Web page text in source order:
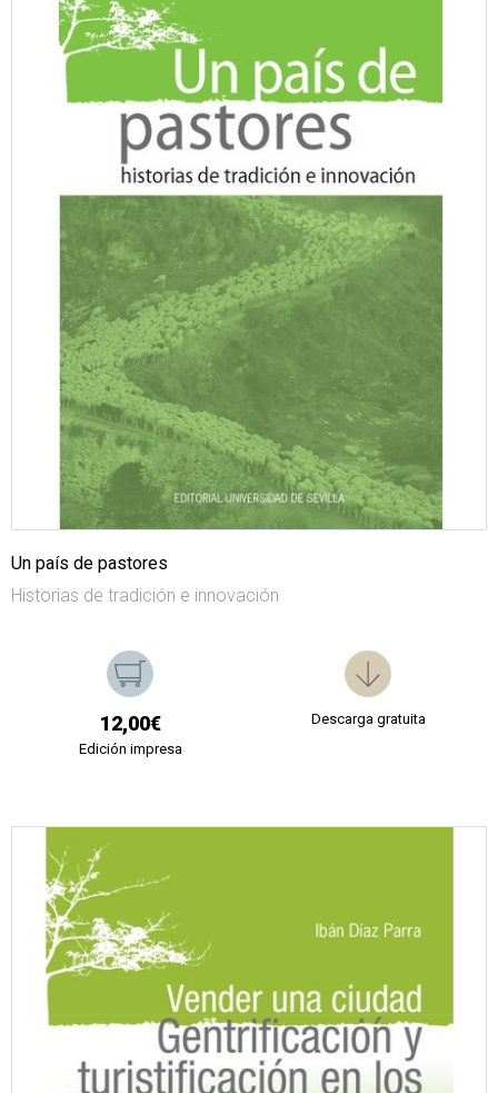
Un país de pastores
Historias de tradición e innovación
12,00€
Edición impresa
Descarga gratuita